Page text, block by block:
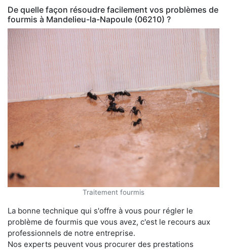
De quelle façon résoudre facilement vos problèmes de
fourmis à Mandelieu-la-Napoule (06210) ?
Traitement fourmis
La bonne technique qui s'offre à vous pour régler le
problème de fourmis que vous avez, c'est le recours aux
professionnels de notre entreprise.
Nos experts peuvent vous procurer des prestations